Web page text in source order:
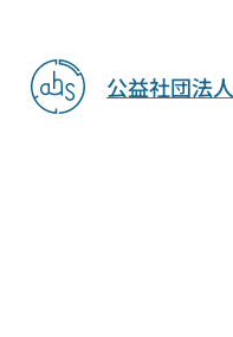
公益社団法人